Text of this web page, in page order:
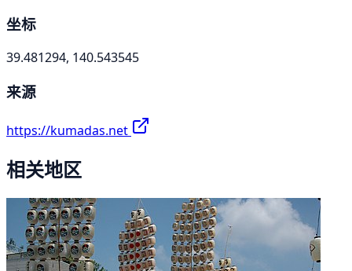
坐标
39.481294, 140.543545
来源
https://kumadas.net
相关地区